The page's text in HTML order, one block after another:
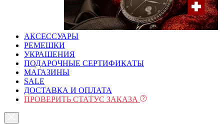
АКСЕССУАРЫ
РЕМЕШКИ
УКРАШЕНИЯ
ПОДАРОЧНЫЕ СЕРТИФИКАТЫ
МАГАЗИНЫ
SALE
ДОСТАВКА И ОПЛАТА
ПРОВЕРИТЬ СТАТУС ЗАКАЗА